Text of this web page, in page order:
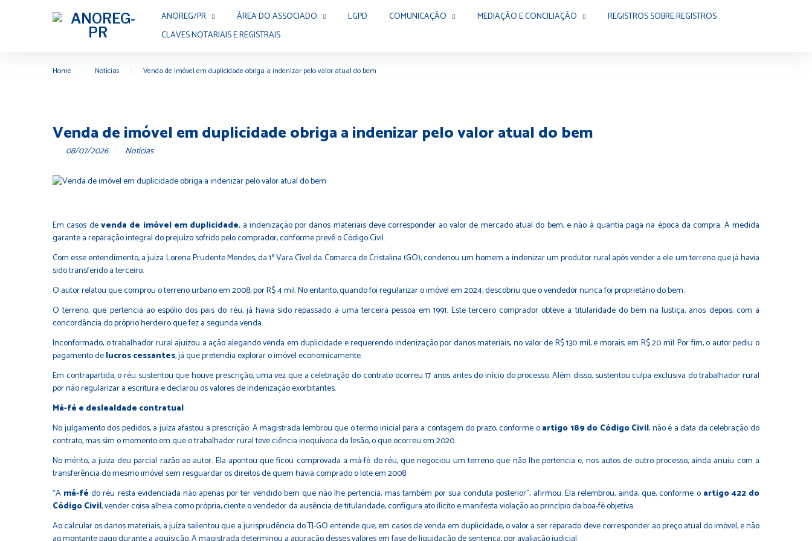
ANOREG/PR ÁREA DO ASSOCIADO LGPD COMUNICAÇÃO MEDIAÇÃO E CONCILIAÇÃO
REGISTROS SOBRE REGISTROS
CLAVES NOTARIAIS E REGISTRAIS
Home Notícias Venda de imóvel em duplicidade obriga a indenizar pelo valor atual do bem
Venda de imóvel em duplicidade obriga a indenizar pelo valor atual do bem
08/07/2026 Notícias
Em casos devenda de imóvel em duplicidade, a indenização por danos materiais deve corresponder ao valor de mercado atual do bem, e não à quantia paga na época da compra. A medida
garante a reparação integral do prejuízo sofrido pelo comprador, conforme prevê o Código Civil.
Com esse entendimento, a juíza Lorena Prudente Mendes, da 1ª Vara Cível da Comarca de Cristalina (GO), condenou um homem a indenizar um produtor rural após vender a ele um terreno que já havia
sido transferido a terceiro.
O autor relatou que comprou o terreno urbano em 2008, por R$ 4 mil. No entanto, quando foi regularizar o imóvel em 2024, descobriu que o vendedor nunca foi proprietário do bem.
O terreno, que pertencia ao espólio dos pais do réu, já havia sido repassado a uma terceira pessoa em 1991. Este terceiro comprador obteve a titularidade do bem na Justiça, anos depois, com a
concordância do próprio herdeiro que fez a segunda venda.
Inconformado, o trabalhador rural ajuizou a ação alegando venda em duplicidade e requerendo indenização por danos materiais, no valor de R$ 130 mil, e morais, em R$ 20 mil. Por fim, o autor pediu o
pagamento delucros cessantes, já que pretendia explorar o imóvel economicamente.
Em contrapartida, o réu sustentou que houve prescrição, uma vez que a celebração do contrato ocorreu 17 anos antes do início do processo. Além disso, sustentou culpa exclusiva do trabalhador rural
por não regularizar a escritura e declarou os valores de indenização exorbitantes.
Má-fé e deslealdade contratual
No julgamento dos pedidos, a juíza afastou a prescrição. A magistrada lembrou que o termo inicial para a contagem do prazo, conforme oartigo 189 do Código Civil, não é a data da celebração do
contrato, mas sim o momento em que o trabalhador rural teve ciência inequívoca da lesão, o que ocorreu em 2020.
No mérito, a juíza deu parcial razão ao autor. Ela apontou que ficou comprovada a má-fé do réu, que negociou um terreno que não lhe pertencia e, nos autos de outro processo, ainda anuiu com a
transferência do mesmo imóvel sem resguardar os direitos de quem havia comprado o lote em 2008.
“A má-fé do réu resta evidenciada não apenas por ter vendido bem que não lhe pertencia, mas também por sua conduta posterior”, afirmou. Ela relembrou, ainda, que, conforme o artigo 422 do
Código Civil, vender coisa alheia como própria, ciente o vendedor da ausência de titularidade, configura ato ilícito e manifesta violação ao princípio da boa-fé objetiva.
Ao calcular os danos materiais, a juíza salientou que a jurisprudência do TJ-GO entende que, em casos de venda em duplicidade, o valor a ser reparado deve corresponder ao preço atual do imóvel, e não